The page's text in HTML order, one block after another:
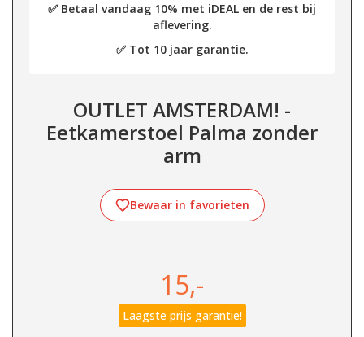
✅ Betaal vandaag 10% met iDEAL en de rest bij
aflevering.
✅ Tot 10 jaar garantie.
OUTLET AMSTERDAM! -
Eetkamerstoel Palma zonder
arm
Bewaar in favorieten
15,-
Laagste prijs garantie!